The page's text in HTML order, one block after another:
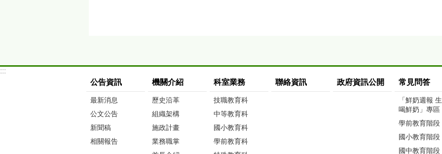
:::
公告資訊
最新消息
公文公告
新聞稿
相關報告
機關介紹
歷史沿革
組織架構
施政計畫
業務職掌
科室業務
技職教育科
中等教育科
國小教育科
學前教育科
聯絡資訊 政府資訊公開 常見問答
「鮮奶週報
喝鮮奶」專區
學前教育階段
國小教育階段
國中教育階段